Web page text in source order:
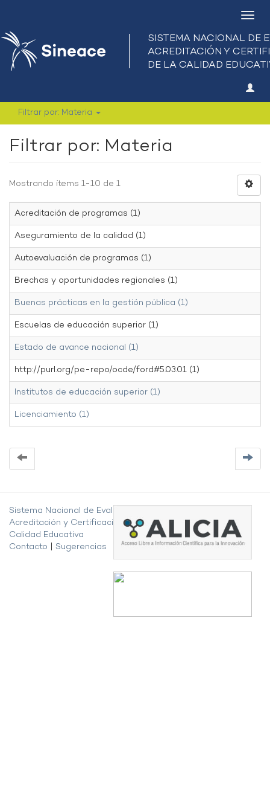
Filtrar por: Materia
Filtrar por: Materia
Mostrando ítems 1-10 de 1
Acreditación de programas (1)
Aseguramiento de la calidad (1)
Autoevaluación de programas (1)
Brechas y oportunidades regionales (1)
Buenas prácticas en la gestión pública (1)
Escuelas de educación superior (1)
Estado de avance nacional (1)
http://purl.org/pe-repo/ocde/ford#5.03.01 (1)
Institutos de educación superior (1)
Licenciamiento (1)
Sistema Nacional de Evaluación,
Acreditación y Certificación de la
Calidad Educativa
Contacto
Sugerencias